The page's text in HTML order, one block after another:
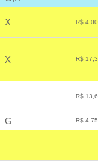
X R$
X R$
R$
G R$